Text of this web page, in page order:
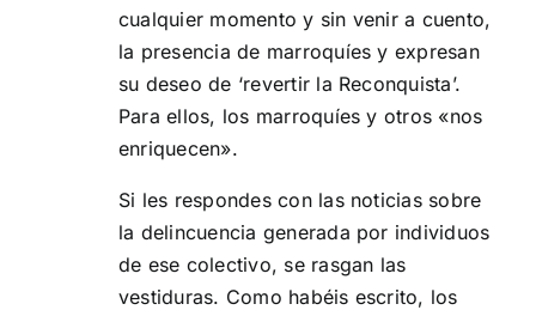
cualquier momento y sin venir a cuento,
la presencia de marroquíes y expresan
su deseo de ‘revertir la Reconquista’.
Para ellos, los marroquíes y otros «nos
enriquecen».
Si les respondes con las noticias sobre
la delincuencia generada por individuos
de ese colectivo, se rasgan las
vestiduras. Como habéis escrito, los